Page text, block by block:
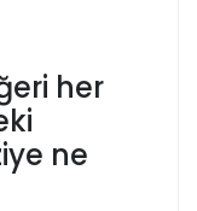
her
ne